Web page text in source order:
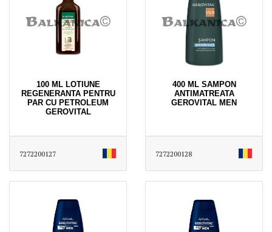
100 ML LOTIUNE
REGENERANTA PENTRU
PAR CU PETROLEUM
GEROVITAL
7272200127
400 ML SAMPON
ANTIMATREATA
GEROVITAL MEN
7272200128